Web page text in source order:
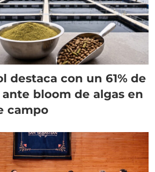
destaca con un 61% de
bloom de algas en
campo